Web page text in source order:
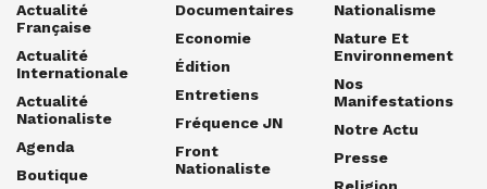
Actualité
Française
Actualité
Internationale
Actualité
Nationaliste
Agenda
Boutique
Documentaires
Economie
Édition
Entretiens
Fréquence JN
Front
Nationaliste
Nationalisme
Nature Et
Environnement
Nos
Manifestations
Notre Actu
Presse